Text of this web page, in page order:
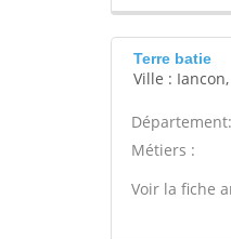
Terre batie
Ville :
Métiers :
Voir la fiche